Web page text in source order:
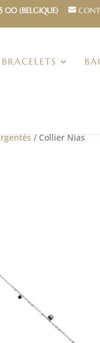
00 (BELGIQUE)
BRACELETS
/ Collier Nias